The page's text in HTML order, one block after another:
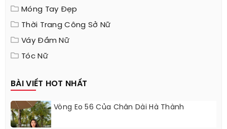
Móng Tay Đẹp
Thời Trang Công Sở Nữ
Váy Đầm Nữ
Tóc Nữ
BÀI VIẾT HOT NHẤT
Vòng Eo 56 Của Chân Dài Hà Thành